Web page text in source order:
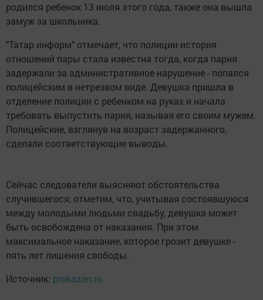
родился ребенок 13 июля этого года, также она вышла
замуж за школьника.
"Татар информ" отмечает, что полиции история
отношений пары стала известна тогда, когда парня
задержали за административное нарушение - попался
полицейским в нетрезвом виде. Девушка пришла в
отделение полиции с ребенком на руках и начала
требовать выпустить парня, называя его своим мужем.
Полицейские, взглянув на возраст задержанного,
сделали соответствующие выводы.
Сейчас следователи выясняют обстоятельства
случившегося, отметим, что, учитывая состоявшуюся
между молодыми людьми свадьбу, девушка может
быть освобождена от наказания. При этом
максимальное наказание, которое грозит девушке -
пять лет лишения свободы.
Источник: prokazan.ru